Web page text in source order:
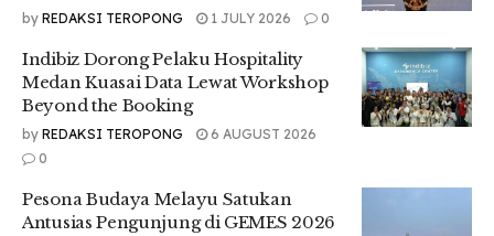
cantik atau ganteng. “Kalau menurut aku,
good lookingitu
artinya enak dilihat bukan cantik atau ganteng. Ada kok
orang yang cantik atau ganteng tidak enak dilihat, ada juga
orang yang biasa-biasa aja tapi dia pandai dalam
memadupadankan tampilan atau fashionnya jadi enak
Adapun, M. Rinaldi Pratama mahasiswa dari program studi
by REDAKSI TEROPONG 1 JULY 2026 0
Indibiz Dorong Pelaku Hospitality
Medan Kuasai Data Lewat Workshop
Beyond the Booking
by REDAKSI TEROPONG
6 AUGUST 2026
0
Pesona Budaya Melayu Satukan
Antusias Pengunjung di GEMES 2026